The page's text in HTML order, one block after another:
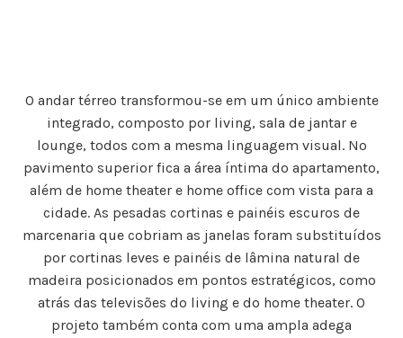
O andar térreo transformou-se em um único ambiente
integrado, composto por living, sala de jantar e
lounge, todos com a mesma linguagem visual. No
pavimento superior fica a área íntima do apartamento,
além de home theater e home office com vista para a
cidade. As pesadas cortinas e painéis escuros de
marcenaria que cobriam as janelas foram substituídos
por cortinas leves e painéis de lâmina natural de
madeira posicionados em pontos estratégicos, como
atrás das televisões do living e do home theater. O
projeto também conta com uma ampla adega